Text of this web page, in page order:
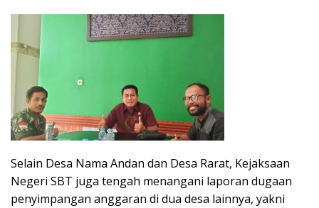
Selain Desa Nama Andan dan Desa Rarat, Kejaksaan
Negeri SBT juga tengah menangani laporan dugaan
penyimpangan anggaran di dua desa lainnya, yakni